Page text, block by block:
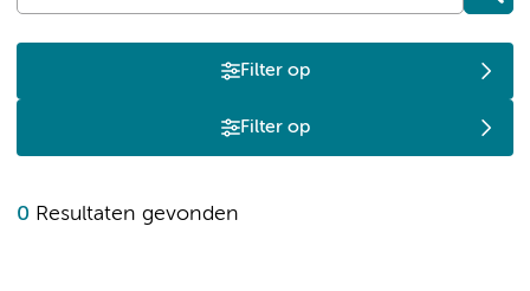
Filter op
Filter op
0 Resultaten gevonden